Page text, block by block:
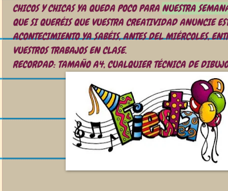
CHICOS Y CHICAS YA QUEDA POCO PARA NUESTRA
QUE SI QUERÉIS QUE VUESTRA CREATIVIDAD ANUNCIE
ACONTECIMIENTO YA SABÉIS, ANTES DEL MIÉRCOLES,
VUESTROS TRABAJOS EN CLASE.
RECORDAD: TAMAÑO A4, CUALQUIER TÉCNICA DE